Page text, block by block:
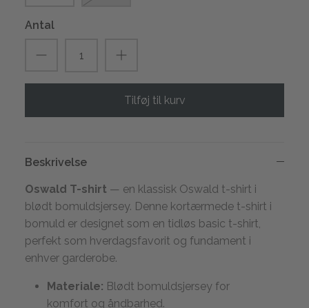
Antal
Tilføj til kurv
Beskrivelse
Oswald T-shirt — en klassisk Oswald t-shirt i
blødt bomuldsjersey. Denne kortærmede t-shirt i
bomuld er designet som en tidløs basic t-shirt,
perfekt som hverdagsfavorit og fundament i
enhver garderobe.
Materiale: Blødt bomuldsjersey for
komfort og åndbarhed.